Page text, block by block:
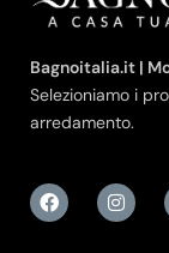
Bagnoitalia.it |
Selezioniamo i
arredamento.